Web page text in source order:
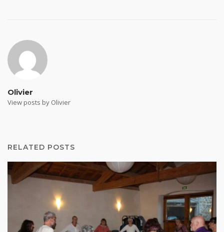
Olivier
View posts by Olivier
RELATED POSTS